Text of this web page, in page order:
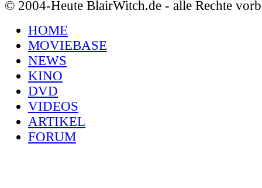
© 2004-Heute BlairWitch.de - alle Rechte
HOME
MOVIEBASE
NEWS
KINO
DVD
VIDEOS
ARTIKEL
FORUM